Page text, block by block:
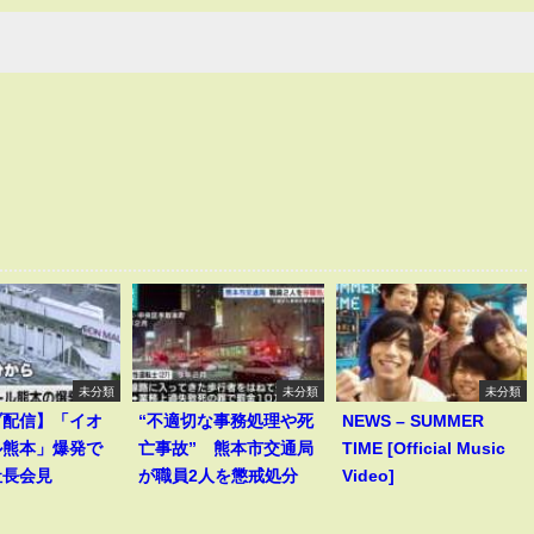
未分類
信】「イオ
本」爆発で
会見
未分類
“不適切な事務処理や死
亡事故” 熊本市交通局
が職員2人を懲戒処分
未分類
NEWS – SUMMER
TIME [Official Music
Video]